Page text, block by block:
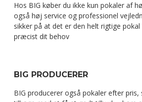
Hos BIG køber du ikke kun pokaler af
også høj service og professionel
sikker på at det er den helt rigtige
præcist dit behov
BIG PRODUCERER
BIG producerer også pokaler efter pris,